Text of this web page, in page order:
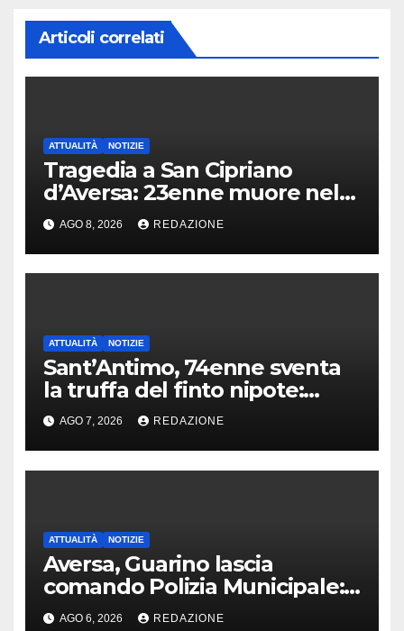
Articoli correlati
ATTUALITÀ NOTIZIE
Tragedia a San Cipriano
d’Aversa: 23enne muore nel
panificio
AGO 8, 2026 REDAZIONE
ATTUALITÀ NOTIZIE
Sant’Antimo, 74enne sventa
la truffa del finto nipote:
denunciato un 16enne
AGO 7, 2026 REDAZIONE
ATTUALITÀ NOTIZIE
Aversa, Guarino lascia
comando Polizia Municipale:
arriva Nacar
AGO 6, 2026 REDAZIONE